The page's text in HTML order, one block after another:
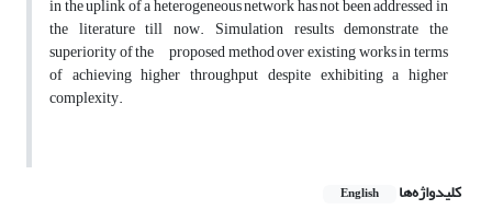
in the uplink of a heterogeneous network has not been addressed in
the literature till now. Simulation results demonstrate the
superiority of the proposed method over existing works in terms
of achieving higher throughput despite exhibiting a higher
complexity.
کلیدواژه‌ها English